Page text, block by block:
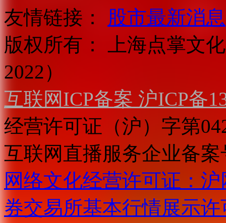
友情链接：
股市最新消息
版权所有：
上海点掌文
2022）
互联网ICP备案 沪ICP备
经营许可证（沪）字第
互联网直播服务企业备案
网络文化经营许可证：
券交易所基本行情展示许